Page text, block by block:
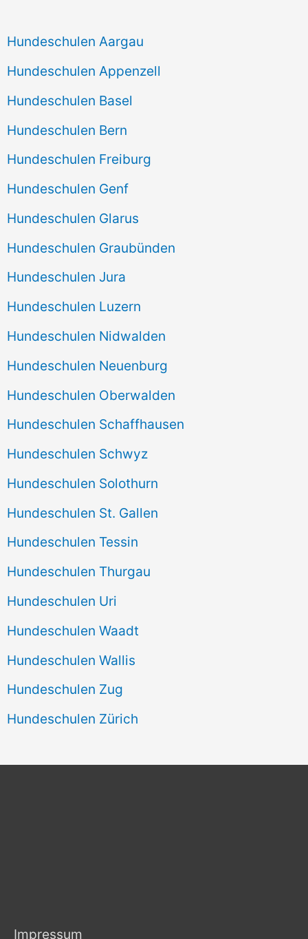
Hundeschulen Aargau
Hundeschulen Appenzell
Hundeschulen Basel
Hundeschulen Bern
Hundeschulen Freiburg
Hundeschulen Genf
Hundeschulen Glarus
Hundeschulen Graubünden
Hundeschulen Jura
Hundeschulen Luzern
Hundeschulen Nidwalden
Hundeschulen Neuenburg
Hundeschulen Oberwalden
Hundeschulen Schaffhausen
Hundeschulen Schwyz
Hundeschulen Solothurn
Hundeschulen St. Gallen
Hundeschulen Tessin
Hundeschulen Thurgau
Hundeschulen Uri
Hundeschulen Waadt
Hundeschulen Wallis
Hundeschulen Zug
Hundeschulen Zürich
Impressum